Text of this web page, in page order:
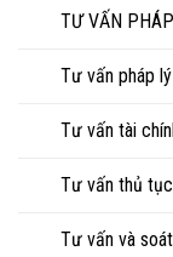
TƯ VẤN
Tư vấn pháp
Tư vấn tài
Tư vấn thủ
Tư vấn và